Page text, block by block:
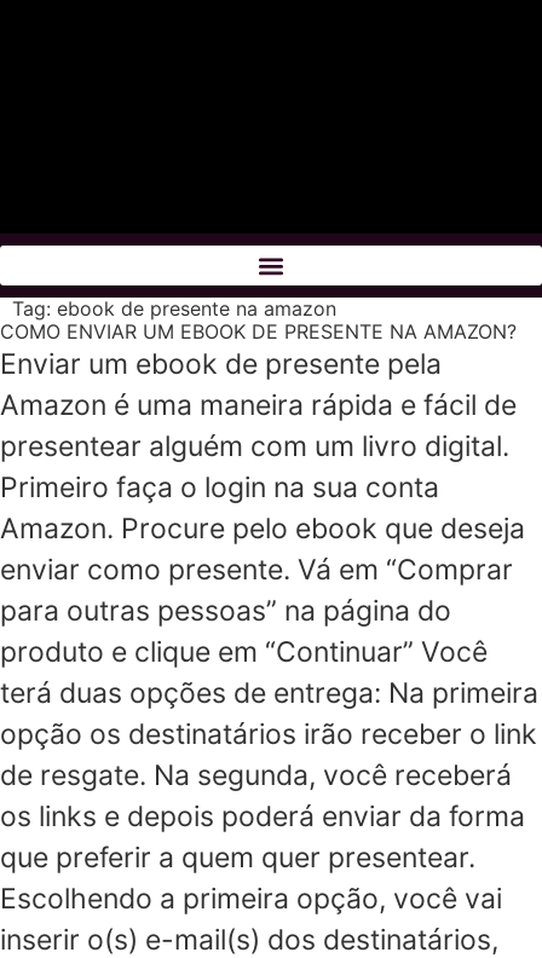
Tag: ebook de presente na amazon
COMO ENVIAR UM EBOOK DE PRESENTE NA AMAZON?
Enviar um ebook de presente pela
Amazon é uma maneira rápida e fácil de
presentear alguém com um livro digital.
Primeiro faça o login na sua conta
Amazon. Procure pelo ebook que deseja
enviar como presente. Vá em “Comprar
para outras pessoas” na página do
produto e clique em “Continuar” Você
terá duas opções de entrega: Na primeira
opção os destinatários irão receber o link
de resgate. Na segunda, você receberá
os links e depois poderá enviar da forma
que preferir a quem quer presentear.
Escolhendo a primeira opção, você vai
inserir o(s) e-mail(s) dos destinatários,